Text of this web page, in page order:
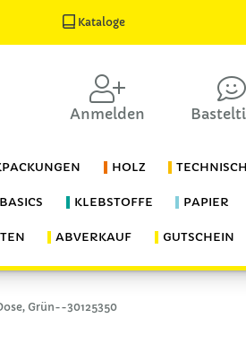
Kataloge
Anmelden
HOLZ
KLEBSTOFFE PAPIER
ABVERKAUF GUTSCHEIN
Grün--30125350